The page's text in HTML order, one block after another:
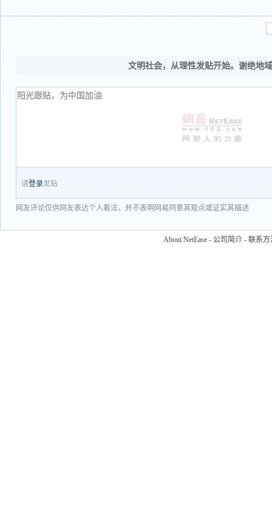
文明社会，从理性发贴开始。谢绝地
请登录发贴
网友评论仅供网友表达个人看法，并不表明网易同意其观点或证实其描述
About NetEase - 公司简介 - 联系方